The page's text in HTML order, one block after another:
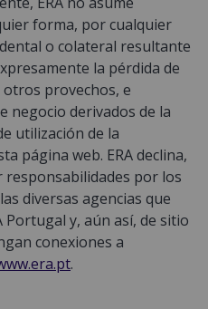
forma, por cualquier
o colateral resultante
la pérdida de
provechos, e
negocio derivados de la
utilización de la
página web. ERA declina,
responsabilidades por los
diversas agencias que
Portugal y, aún así, de sitio
conexiones a
.